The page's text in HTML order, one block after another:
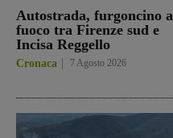
Autostrada, furgoncino a
fuoco tra Firenze sud e
Incisa Reggello
Cronaca 7 Agosto 2026